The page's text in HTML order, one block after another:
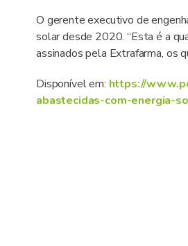
O gerente executivo de
solar desde 2020. “Esta é a
assinados pela Extrafarma, os
Disponível em: https://
abastecidas-com-energia-